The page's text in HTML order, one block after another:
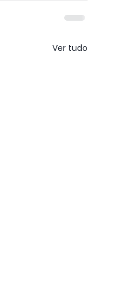
Ver tudo